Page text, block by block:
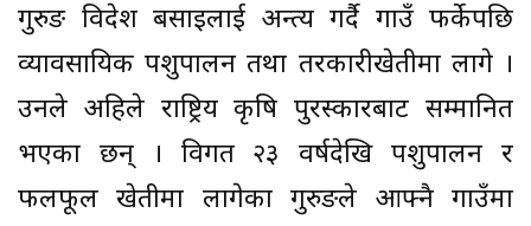
गुरुङ विदेश बसाइलाई अन्त्य गर्दै गाउँ फर्केपछि
व्यावसायिक पशुपालन तथा तरकारीखेतीमा लागे ।
उनले अहिले राष्ट्रिय कृषि पुरस्कारबाट सम्मानित
भएका छन् । विगत २३ वर्षदेखि पशुपालन र
फलफूल खेतीमा लागेका गुरुङले आफ्नै गाउँमा